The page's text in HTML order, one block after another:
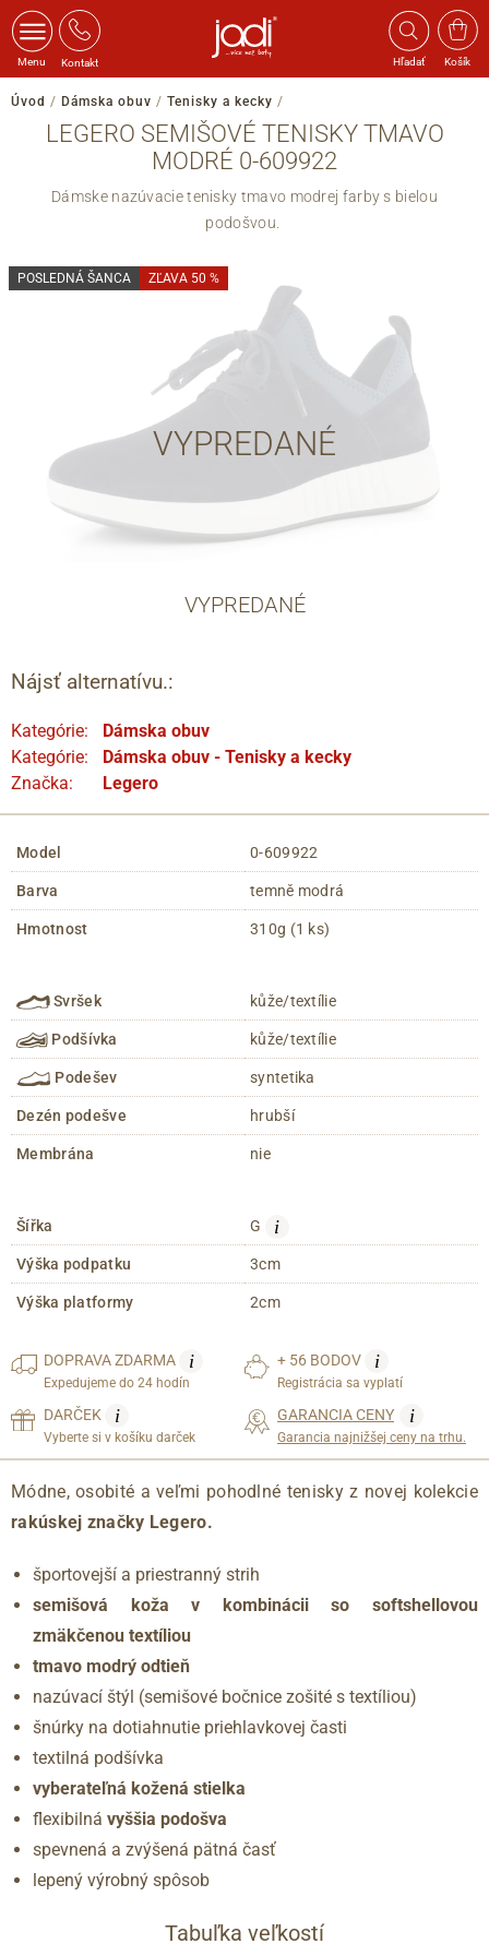
Menu Kontakt Hľadať Košík
Úvod / Dámska obuv / Tenisky a kecky /
LEGERO SEMIŠOVÉ TENISKY TMAVO
MODRÉ 0-609922
Dámske nazúvacie tenisky tmavo modrej farby s bielou
podošvou.
VYPREDANÉ
POSLEDNÁ ŠANCA ZĽAVA 50 %
VYPREDANÉ
Nájsť alternatívu.:
Kategórie:
Dámska obuv
Kategórie:
Dámska obuv - Tenisky a kecky
Značka:
Legero
Model 0-609922
Barva temně modrá
Hmotnost 310g (1 ks)
Svršek kůže/textílie
Podšívka kůže/textílie
Podešev syntetika
Dezén podešve hrubší
Membrána nie
Šířka G i
Výška podpatku 3cm
Výška platformy 2cm
DOPRAVAZDARMA i
Expedujeme do 24 hodín
+ 56 BODOV i
Registrácia sa vyplatí
DARČEK i
Vyberte si v košíku darček
GARANCIA CENY i
Garancia najnižšej ceny na trhu.
Módne, osobité a veľmi pohodlné tenisky z novej kolekcie
rakúskej značky Legero.
športovejší a priestranný strih
semišová koža v kombinácii so softshellovou
zmäkčenou textíliou
tmavo modrý odtieň
nazúvací štýl (semišové bočnice zošité s textíliou)
šnúrky na dotiahnutie priehlavkovej časti
textilná podšívka
vyberateľná kožená stielka
flexibilná vyššia podošva
spevnená a zvýšená pätná časť
lepený výrobný spôsob
Tabuľka veľkostí